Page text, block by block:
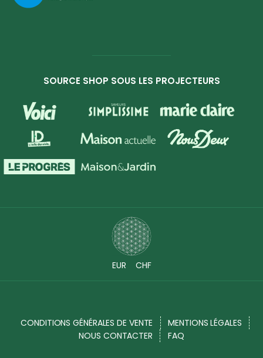
SOURCE SHOP SOUS LES PROJECTEURS
EUR CHF
CONDITIONS GÉNÉRALES DE VENTE
MENTIONS LÉGALES
NOUS CONTACTER
FAQ